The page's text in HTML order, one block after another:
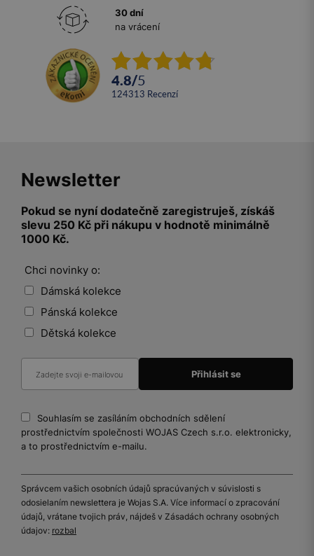
30 dní
na vrácení
4.8/5
124313 recenzí
Newsletter
Pokud se nyní dodatečně zaregistruješ, získáš
slevu 250 Kč při nákupu v hodnotě minimálně
1000 Kč.
Chci novinky o:
Dámská kolekce
Pánská kolekce
Dětská kolekce
Souhlasím se zasíláním obchodních sdělení
prostřednictvím společnosti WOJAS Czech s.r.o. elektronicky,
a to prostřednictvím e-mailu.
Správcem vašich osobních údajů spracúvaných v súvislosti s
odosielaním newslettera je Wojas S.A. Více informací o zpracování
údajů, vrátane tvojich práv, nájdeš v Zásadách ochrany osobných
údajov: rozbal